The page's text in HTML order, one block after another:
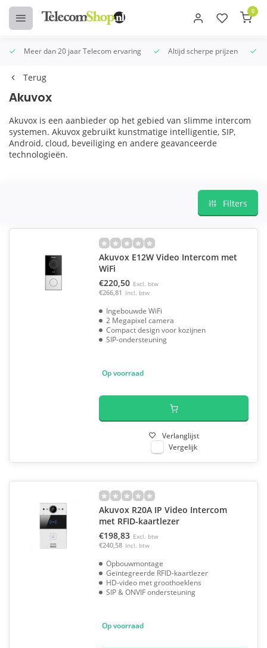
0
Meer dan 20 jaar Telecom ervaring Altijd scherpe prijzen
Terug
Akuvox
Akuvox is een aanbieder op het gebied van slimme intercom
systemen. Akuvox gebruikt kunstmatige intelligentie, SIP,
Android, cloud, beveiliging en andere geavanceerde
technologieën.
Filters
Akuvox E12W Video Intercom met
WiFi
€220,50 Excl. btw
€266,81 Incl. btw
Ingebouwde WiFi
2 Megapixel camera
Compact design voor kozijnen
SIP-ondersteuning
Op voorraad
Verlanglijst
Vergelijk
Akuvox R20A IP Video Intercom
met RFID-kaartlezer
€198,83 Excl. btw
€240,58 Incl. btw
Opbouwmontage
Geïntegreerde RFID-kaartlezer
HD-video met groothoeklens
SIP & ONVIF ondersteuning
Op voorraad